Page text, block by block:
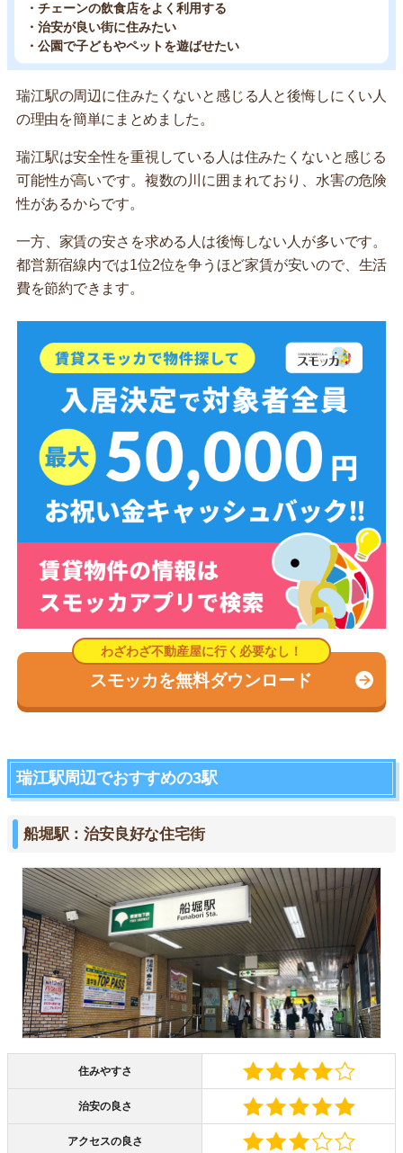
・チェーンの飲食店をよく利用する
・治安が良い街に住みたい
・公園で子どもやペットを遊ばせたい
瑞江駅の周辺に住みたくないと感じる人と後悔しにくい人
の理由を簡単にまとめました。
瑞江駅は安全性を重視している人は住みたくないと感じる
可能性が高いです。複数の川に囲まれており、水害の危険
性があるからです。
一方、家賃の安さを求める人は後悔しない人が多いです。
都営新宿線内では1位2位を争うほど家賃が安いので、生活
費を節約できます。
スモッカを無料ダウンロード
瑞江駅周辺でおすすめの3駅
船堀駅：治安良好な住宅街
住みやすさ
治安の良さ
アクセスの良さ